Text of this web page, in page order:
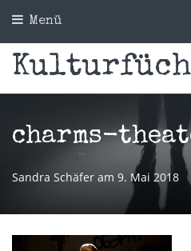
Menü
charms-
Sandra Schäfer am 9. Mai 2018